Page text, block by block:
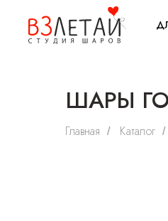
ШАРЫ
Главная / Каталог /